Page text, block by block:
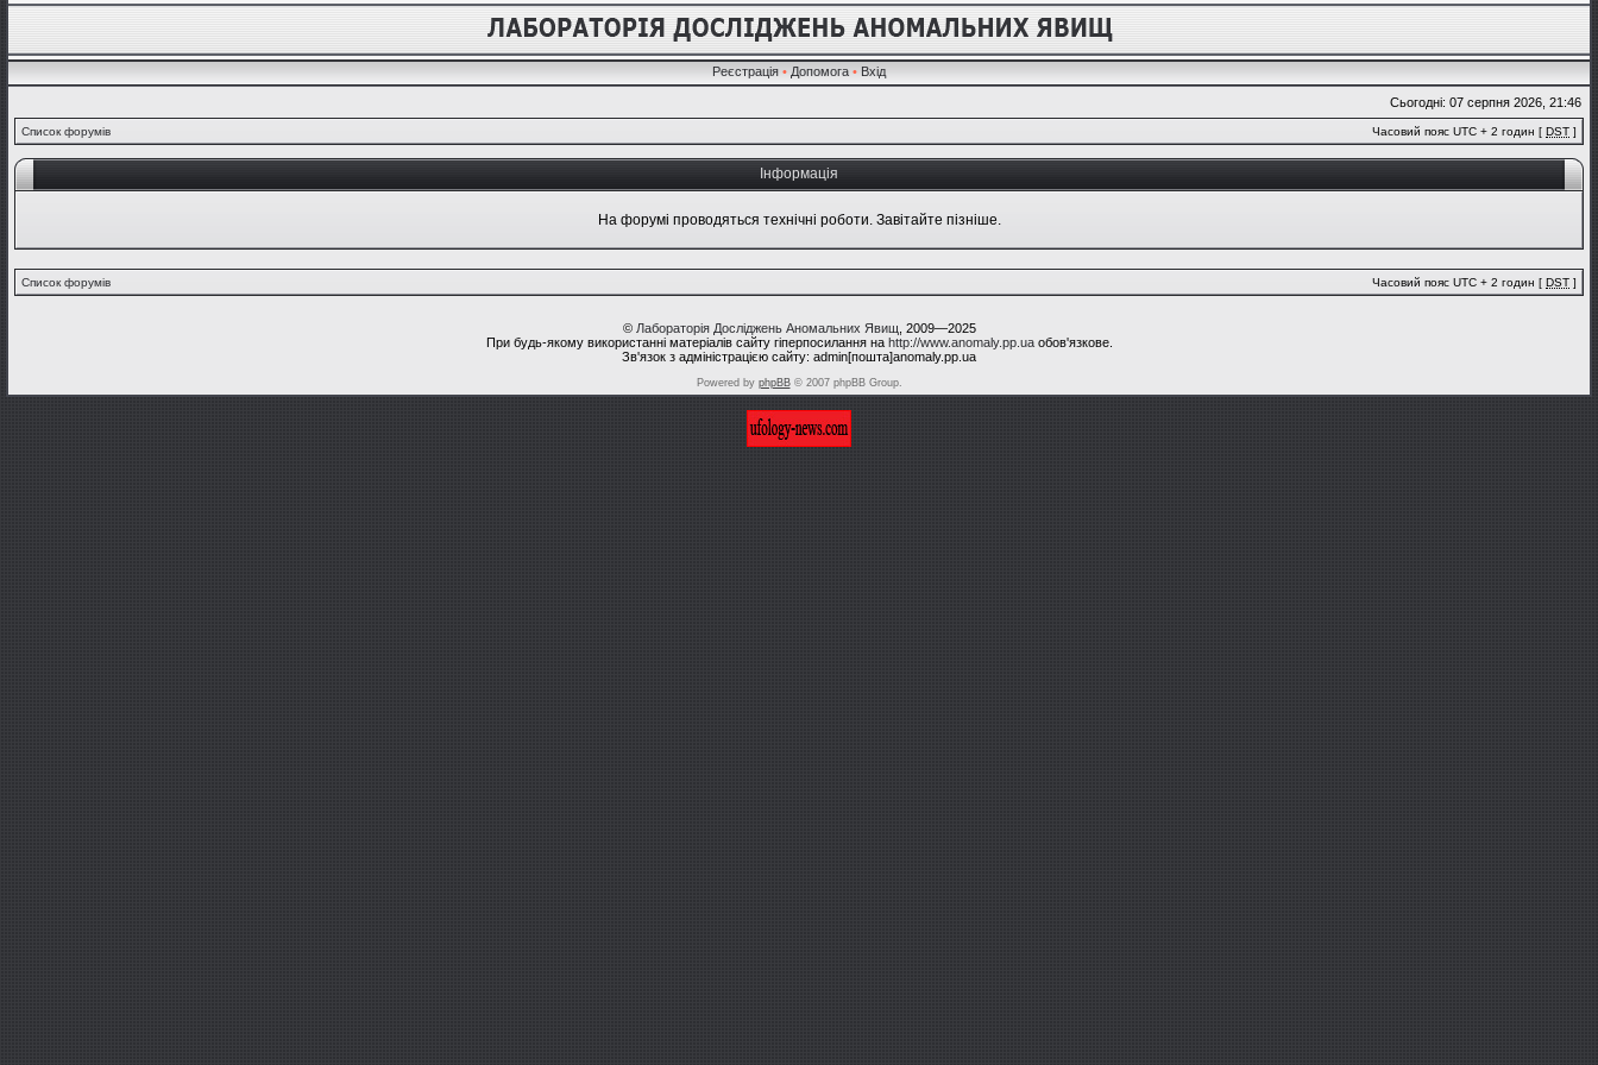
Реєстрація • Допомога • Вхід
Сьогодні: 07 серпня 2026, 21:46
Список форумів Часовий пояс UTC + 2 годин [ DST ]
Інформація
На форумі проводяться технічні роботи. Завітайте пізніше.
Список форумів Часовий пояс UTC + 2 годин [ DST ]
© Лабораторія Досліджень Аномальних Явищ , 2009—2025
При будь-якому використанні матеріалів сайту гіперпосилання на http://www.anomaly.pp.uaобов'язкове.
Зв'язок з адміністрацією сайту: admin[пошта]anomaly.pp.ua
Powered by phpBB© 2007 phpBB Group.